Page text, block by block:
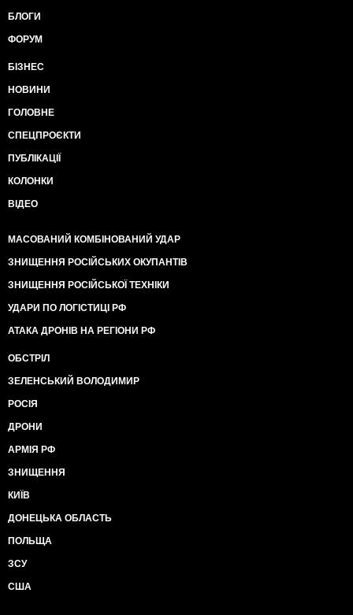
БЛОГИ
ФОРУМ
БІЗНЕС
НОВИНИ
ГОЛОВНЕ
СПЕЦПРОЄКТИ
ПУБЛІКАЦІЇ
КОЛОНКИ
ВІДЕО
МАСОВАНИЙ КОМБІНОВАНИЙ УДАР
ЗНИЩЕННЯ РОСІЙСЬКИХ ОКУПАНТІВ
ЗНИЩЕННЯ РОСІЙСЬКОЇ ТЕХНІКИ
УДАРИ ПО ЛОГІСТИЦІ РФ
АТАКА ДРОНІВ НА РЕГІОНИ РФ
ОБСТРІЛ
ЗЕЛЕНСЬКИЙ ВОЛОДИМИР
РОСІЯ
ДРОНИ
АРМІЯ РФ
ЗНИЩЕННЯ
КИЇВ
ДОНЕЦЬКА ОБЛАСТЬ
ПОЛЬЩА
ЗСУ
США